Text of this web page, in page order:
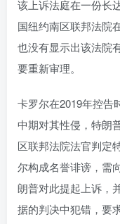
该上诉法庭在一份长
国纽约南区联邦法院
也没有显示出该法院
要重新审理。
卡罗尔在2019年控告
中期对其性侵，特朗
区联邦法院法官判定
尔构成名誉诽谤，需
朗普对此提起上诉，
据的判决中犯错，要